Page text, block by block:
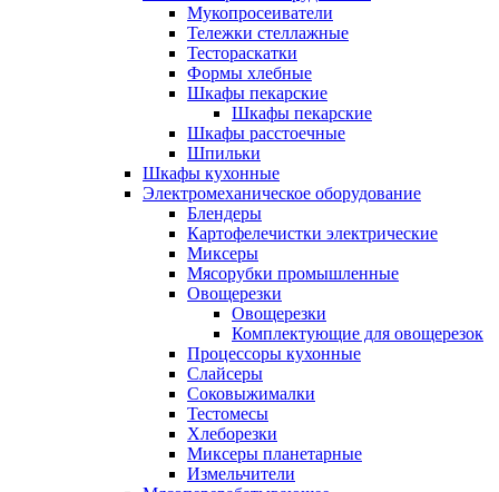
Мукопросеиватели
Тележки стеллажные
Тестораскатки
Формы хлебные
Шкафы пекарские
Шкафы пекарские
Шкафы расстоечные
Шпильки
Шкафы кухонные
Электромеханическое оборудование
Блендеры
Картофелечистки электрические
Миксеры
Мясорубки промышленные
Овощерезки
Овощерезки
Комплектующие для овощерезок
Процессоры кухонные
Слайсеры
Соковыжималки
Тестомесы
Хлеборезки
Миксеры планетарные
Измельчители